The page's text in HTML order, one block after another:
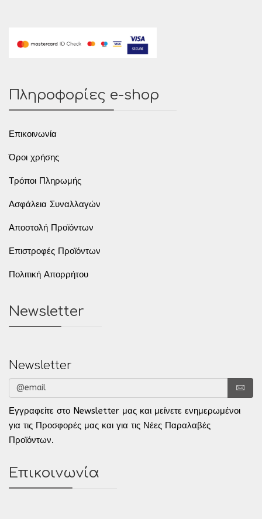
Πληροφορίες e-shop
Επικοινωνία
Όροι χρήσης
Τρόποι Πληρωμής
Ασφάλεια Συναλλαγών
Αποστολή Προϊόντων
Επιστροφές Προϊόντων
Πολιτική Απορρήτου
Newsletter
Newsletter
Εγγραφείτε στο Newsletter μας και μείνετε ενημερωμένοι
για τις Προσφορές μας και για τις Νέες Παραλαβές
Προϊόντων.
Επικοινωνία